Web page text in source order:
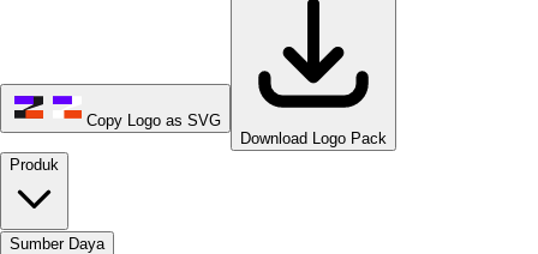
Copy Logo as SVG
Download Logo Pack
Produk
Sumber Daya